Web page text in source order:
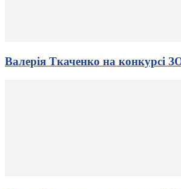
Валерія Ткаченко на